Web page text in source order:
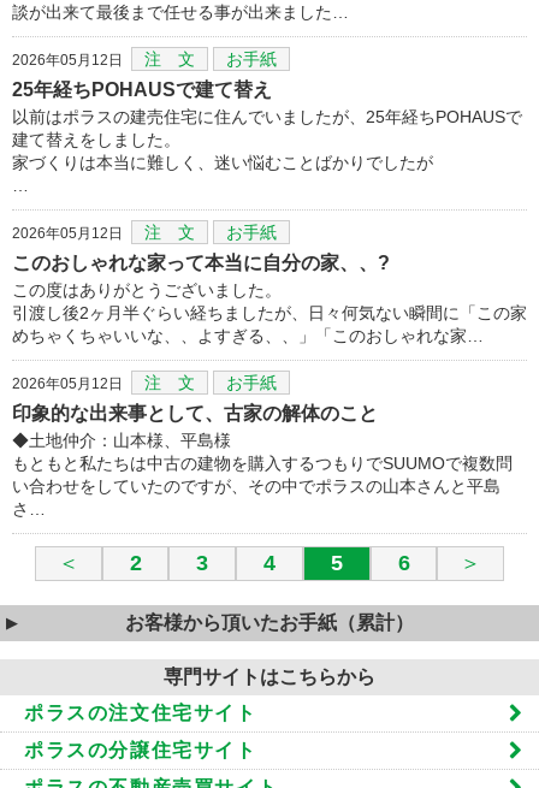
談が出来て最後まで任せる事が出来ました…
2026年05月12日 注 文 お手紙
25年経ちPOHAUSで建て替え
以前はポラスの建売住宅に住んでいましたが、25年経ちPOHAUSで
建て替えをしました。
家づくりは本当に難しく、迷い悩むことばかりでしたが
2026年05月12日 注 文 お手紙
このおしゃれな家って本当に自分の家、、?
この度はありがとうございました。
引渡し後2ヶ月半ぐらい経ちましたが、日々何気ない瞬間に「この家
めちゃくちゃいいな、、よすぎる、、」「このおしゃれな家…
2026年05月12日 注 文 お手紙
印象的な出来事として、古家の解体のこと
◆土地仲介：山本様、平島様
もともと私たちは中古の建物を購入するつもりでSUUMOで複数問
い合わせをしていたのですが、その中でポラスの山本さんと平島
さ…
＜ 2 3 4 5 6 ＞
お客様から頂いたお手紙（累計）
専門サイトはこちらから
ポラスの注文住宅サイト
ポラスの分譲住宅サイト